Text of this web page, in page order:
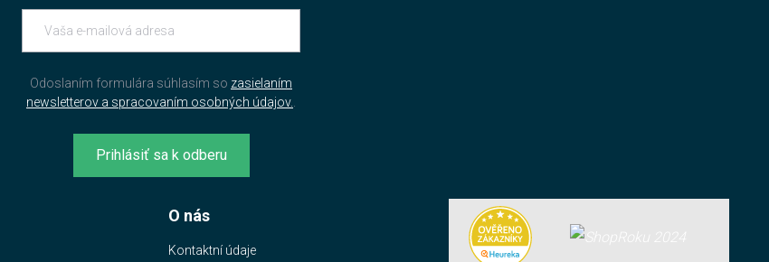
Odoslaním formulára súhlasím so zasielaním
newsletterov a spracovaním osobných údajov.
Prihlásiť sa k odberu
O nás
Kontaktní údaje